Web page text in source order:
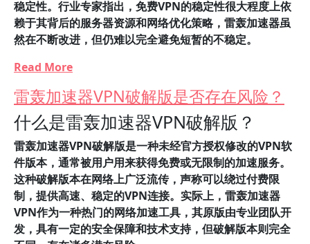
稳定性。行业专家指出，免费VPN的稳定性很大程度上依
赖于其背后的服务器资源和网络优化策略，雷轰加速器虽
然在不断改进，但仍难以完全避免短暂的不稳定。
Read More
雷轰加速器VPN破解版是否存在风险？
什么是雷轰加速器VPN破解版？
雷轰加速器VPN破解版是一种未经官方授权修改的VPN软
件版本，通常被用户用来获得免费或无限制的加速服务。
这种破解版本在网络上广泛流传，声称可以绕过付费限
制，提供高速、稳定的VPN连接。实际上，雷轰加速器
VPN作为一种热门的网络加速工具，其原版由专业团队开
发，具有一定的安全保障和技术支持，但破解版本则完全